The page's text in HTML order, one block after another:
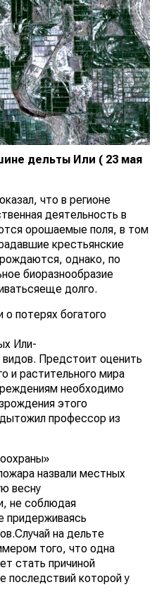
дельты Или ( 23 мая
что в регионе
деятельность в
орошаемые поля, в том
крестьянские
однако, по
биоразнообразие
долго.
о потерях богатого
Или-
Предстоит оценить
и растительного мира
необходимо
этого
профессор из
назвали местных
весну
не соблюдая
придерживаясь
на дельте
того, что одна
стать причиной
последствий которой у